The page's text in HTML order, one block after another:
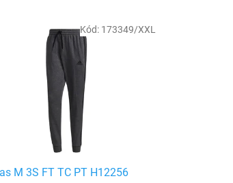
M 3S FT TC PT H12256
Kód: 173349/XXL